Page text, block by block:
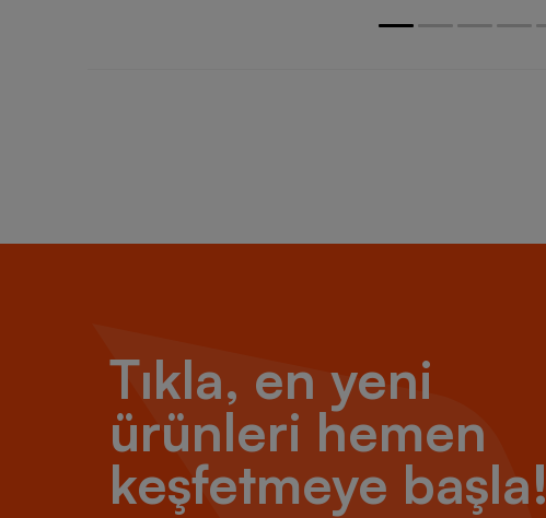
Tıkla, en yeni
ürünleri hemen
keşfetmeye başla!